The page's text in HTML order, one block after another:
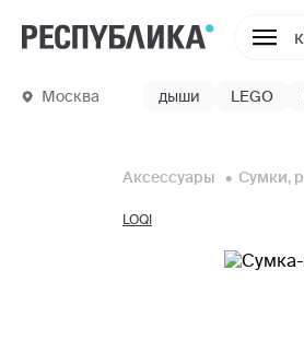
Москва дыши LEGO
Аксессуары Сумки,
LOQI